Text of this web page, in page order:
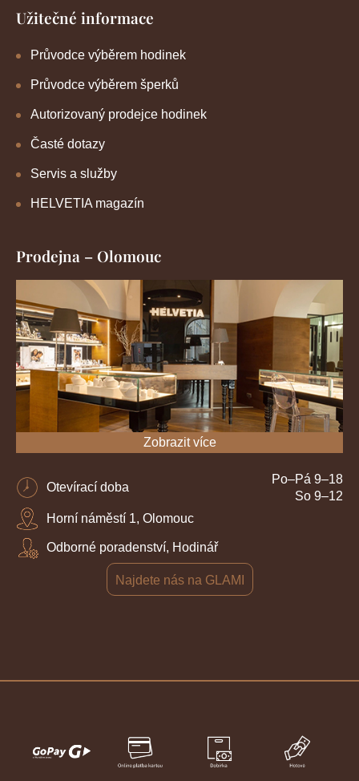
Užitečné informace
Průvodce výběrem hodinek
Průvodce výběrem šperků
Autorizovaný prodejce hodinek
Časté dotazy
Servis a služby
HELVETIA magazín
Prodejna – Olomouc
Zobrazit více
Otevírací doba
Po–Pá 9–18
So 9–12
Horní náměstí 1, Olomouc
Odborné poradenství, Hodinář
Najdete nás na GLAMI